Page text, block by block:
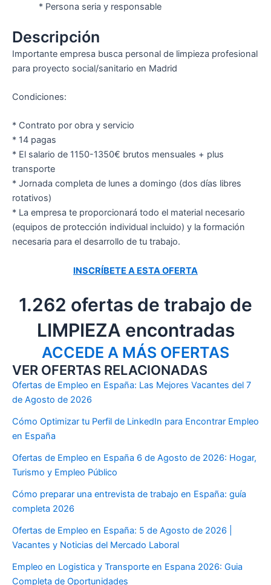
* Persona seria y responsable
Descripción
Importante empresa busca personal de limpieza profesional
para proyecto social/sanitario en Madrid
Condiciones:
* Contrato por obra y servicio
* 14 pagas
* El salario de 1150-1350€ brutos mensuales + plus
transporte
* Jornada completa de lunes a domingo (dos días libres
rotativos)
* La empresa te proporcionará todo el material necesario
(equipos de protección individual incluido) y la formación
necesaria para el desarrollo de tu trabajo.
INSCRÍBETE A ESTA OFERTA
1.262 ofertas de trabajo de
LIMPIEZA encontradas
ACCEDE A MÁS OFERTAS
VER OFERTAS RELACIONADAS
Ofertas de Empleo en España: Las Mejores Vacantes del 7
de Agosto de 2026
Cómo Optimizar tu Perfil de LinkedIn para Encontrar Empleo
en España
Ofertas de Empleo en España 6 de Agosto de 2026: Hogar,
Turismo y Empleo Público
Cómo preparar una entrevista de trabajo en España: guía
completa 2026
Ofertas de Empleo en España: 5 de Agosto de 2026 |
Vacantes y Noticias del Mercado Laboral
Empleo en Logistica y Transporte en Espana 2026: Guia
Completa de Oportunidades